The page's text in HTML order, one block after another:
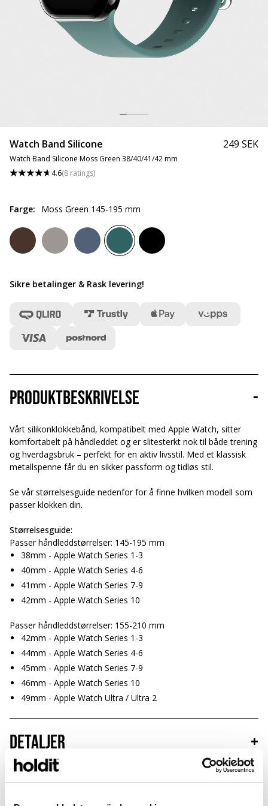
Watch Band Silicone
Watch Band Silicone Moss Green 38/40/41/42 mm
4.6(8 ratings)
249 SEK
Farge: Moss Green 145-195 mm
Sikre betalinger & Rask levering!
Produktbeskrivelse -
Vårt silikonklokkebånd, kompatibelt med Apple Watch, sitter
komfortabelt på håndleddet og er slitesterkt nok til både trening
og hverdagsbruk – perfekt for en aktiv livsstil. Med et klassisk
metallspenne får du en sikker passform og tidløs stil.
Se vår størrelsesguide nedenfor for å finne hvilken modell som
passer klokken din.
Størrelsesguide:
Passer håndleddstørrelser: 145-195 mm
38mm - Apple Watch Series 1-3
40mm - Apple Watch Series 4-6
41mm - Apple Watch Series 7-9
42mm - Apple Watch Series 10
Passer håndleddstørrelser: 155-210 mm
42mm - Apple Watch Series 1-3
44mm - Apple Watch Series 4-6
45mm - Apple Watch Series 7-9
46mm - Apple Watch Series 10
49mm - Apple Watch Ultra / Ultra 2
Detaljer +